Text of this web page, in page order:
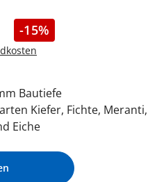
-15%
Bautiefe
Kiefer, Fichte, Meranti,
Eiche